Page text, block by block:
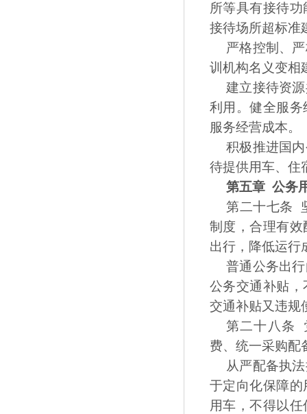
所等具有接待
接待场所超标准
严格控制、
训机构名义变相
建立接待资
利用。健全服
服务经营成本。
积极推进国
待提供用车、住
第五章 公务
第二十七条
制度，合理有
出行，降低运行
普通公务出
公务交通补贴
交通补贴又违规
第二十八条
费、统一采购配
从严配备执
于定向化保障
用车，不得以